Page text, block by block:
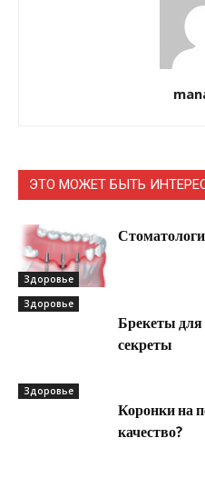
ЭТО МОЖЕТ БЫТЬ
Здоровье
Здоровье
Брекеты для
секреты
Здоровье
Коронки на
качество?